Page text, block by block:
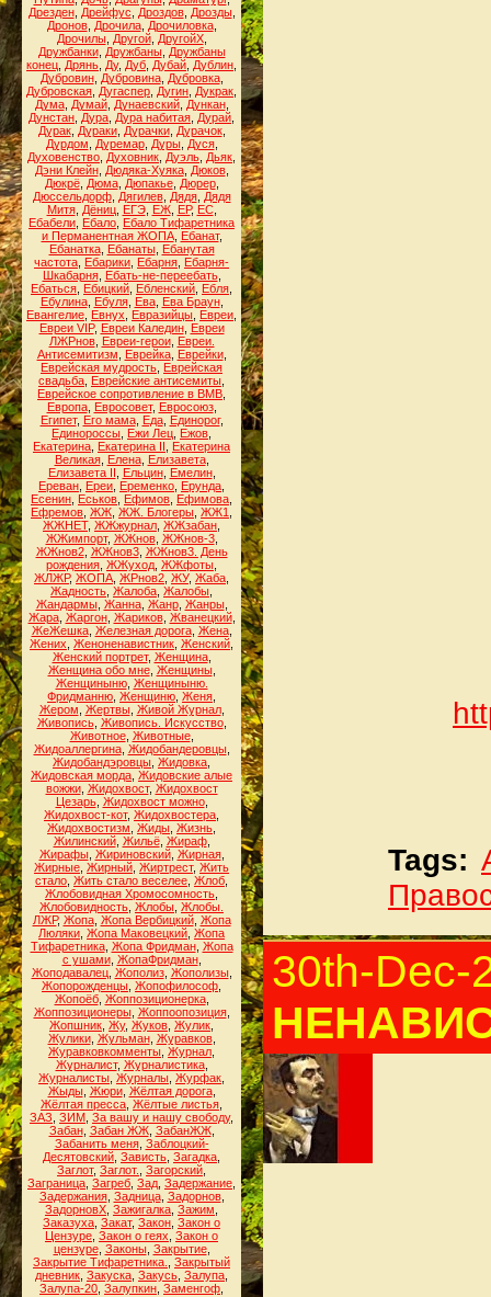
Дрезден, Дрейфус Дроздов, Дрозды,
Дронов, Дрочила, Дрочиловка,
Дрочилы, Другой, ДругойХ,
Дружбанки, Дружбаны, Дружбаны
конец Дрянь Ду, Дуб Дубай Дублин
Дубровин, Дубровина, Дубровка,
Дубровская Дугаспер Дугин Дукрак
Дума, Думай, Дунаевский, Дункан,
Дунстан Дура Дура набитая Дурай
Дурак, Дураки, Дурачки, Дурачок,
Дурдом
Дуремар, Дуры, Дуся,
Духовенство Духовник Дуэль Дьяк
Дэни Клейн, Дюдяка-Хуяка, Дюков,
Дюкрё, Дюма, Дюпакье, Дюрер,
Дюссельдорф, Дягилев, Дядя, Дядя
Митя, Дёниц, ЕГЭ, ЕЖ, ЕР, ЕС,
Ебабели Ебало Ебало Тифаретника
и Перманентная ЖОПА, Ебанат,
Ебанатка, Ебанаты, Ебанутая
частота Ебарики Ебарня Ебарня-
Шкабарня, Ебать-не-переебать,
Ебаться Ебицкий Ебленский Ебля
Ебулина, Ебуля, Ева, Ева Браун,
Евангелие Евнух Евразийцы Евреи
Евреи VIP, Евреи Каледин, Евреи
ЛЖРнов, Евреи-герои, Евреи.
Антисемитизм
Еврейка, Еврейки,
Еврейская мудрость Еврейская
свадьба Еврейские антисемиты
Еврейское сопротивление в ВМВ
Европа, Евросовет, Евросоюз,
Египет, Его мама, Еда, Единорог,
Единороссы Ежи Лец Ежов
Екатерина Екатерина II
Екатерина
Великая, Елена, Елизавета,
Елизавета II
Ельцин, Емелин,
Ереван Ереи Еременко Ерунда
Есенин Еськов Ефимов Ефимова
Ефремов ЖЖ ЖЖ. Блогеры ЖЖ1
ЖЖНЕТ, ЖЖжурнал ЖЖзабан
ЖЖимпорт, ЖЖнов, ЖЖнов-3,
ЖЖнов2, ЖЖнов3, ЖЖнов3. День
рождения ЖЖуход ЖЖфоты
ЖЛЖР, ЖОПА ЖРнов2 ЖУ, Жаба
Жадность Жалоба Жалобы
Жандармы, Жанна, Жанр, Жанры,
Жара, Жаргон, Жариков, Жванецкий,
ЖеЖешка, Железная дорога, Жена,
Жених Женоненавистник Женский
Женский портрет, Женщина,
Женщина обо мне, Женщины,
Женщиныню, Женщиныню.
Фридманню Женщиню Женя
Жером Жертвы, Живой Журнал,
Живопись, Живопись. Искусство,
Животное, Животные,
Жидоаллергина, Жидобандеровцы,
Жидобандэровцы Жидовка
Жидовская морда Жидовские алые
вожжи, Жидохвост, Жидохвост
Цезарь, Жидохвост можно,
Жидохвост-кот, Жидохвостера
Жидохвостизм Жиды Жизнь
Жилинский, Жильё, Жираф,
Жирафы, Жириновский, Жирная,
Жирные Жирный Жиртрест, Жить
стало Жить стало веселее Жлоб
Жлобовидная Хромосомность
Жлобовидность Жлобы Жлобы.
ЛЖР, Жопа, Жопа Вербицкий, Жопа
Люляки Жопа Маковецкий Жопа
Тифаретника, Жопа Фридман, Жопа
с ушами, ЖопаФридман,
Жоподавалец, Жополиз, Жополизы,
Жопорожденцы Жопофилософ
Жопоёб, Жоппозиционерка,
Жоппозиционеры, Жоппоопозиция,
Жопшник Жу, Жуков Жулик
Жулики, Жульман, Журавков,
Журавковкомменты Журнал
Журналист, Журналистика,
Журналисты Журналы Журфак
Жыды, Жюри, Жёлтая дорога,
Жёлтая пресса Жёлтые листья
ЗАЗ ЗИМ За вашу и нашу свободу,
Забан, Забан ЖЖ, ЗабанЖЖ,
Забанить меня, Заблоцкий-
Десятовский Зависть Загадка
Заглот, Заглот. Загорский
Заграница Загреб Зад Задержание
Задержания, Задница, Задорнов,
ЗадорновХ Зажигалка Зажим
Заказуха Закат, Закон Закон о
Цензуре Закон о геях Закон о
цензуре, Законы, Закрытие,
Закрытие Тифаретника.
Закрытый
дневник Закуска Закусь Залупа
Залупа-20 Залупкин Заменгоф
Tags:
30th-Dec-